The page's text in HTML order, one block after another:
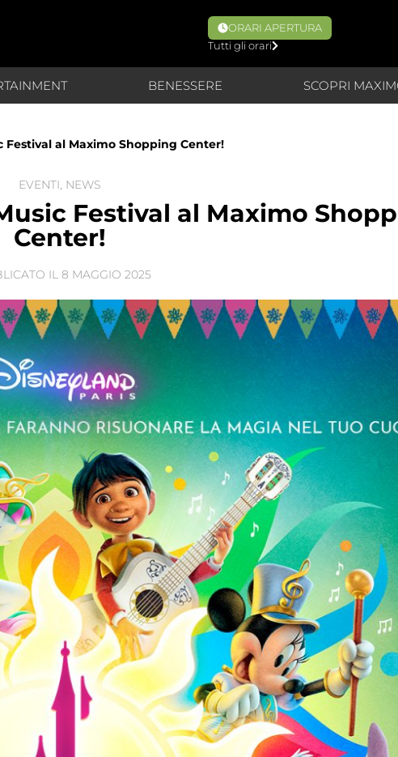
ORARI APERTURA
Tutti gli orari
BENESSERE SCOPRI
Festival al Maximo Shopping Center!
EVENTI, NEWS
Festival al Maximo
Center!
IL 8 MAGGIO 2025